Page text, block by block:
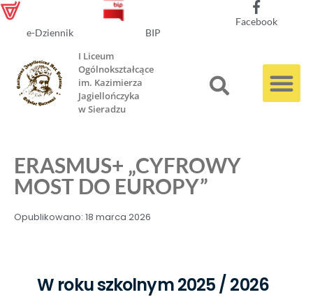
e-Dziennik BIP
Facebook
I Liceum
Ogólnokształcące
im. Kazimierza
Jagiellończyka
w Sieradzu
ERASMUS+ „CYFROWY
MOST DO EUROPY”
Opublikowano: 18 marca 2026
W roku szkolnym 2025 / 2026